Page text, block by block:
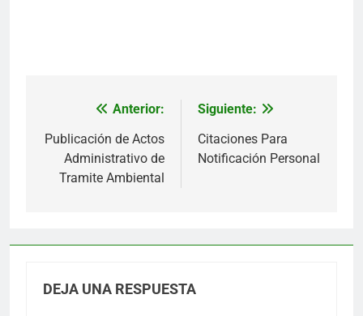
Navegación
de
entradas
Anterior:
Publicación de Actos
Administrativo de
Tramite Ambiental
Siguiente:
Citaciones Para
Notificación Personal
DEJA UNA RESPUESTA